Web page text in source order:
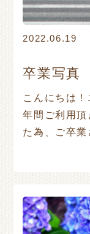
2022.06.19
卒業写真
こんにちは！
年間ご利用
た為、ご卒